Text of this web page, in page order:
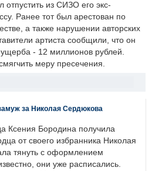
отпустить из СИЗО его экс-
Ранее тот был арестован по
а также нарушении авторских
артиста сообщили, что он
- 12 миллионов рублей.
меру пресечения.
за Николая Сердюкова
Ксения Бородина получила
от своего избранника Николая
тянуть с оформлением
они уже расписались.